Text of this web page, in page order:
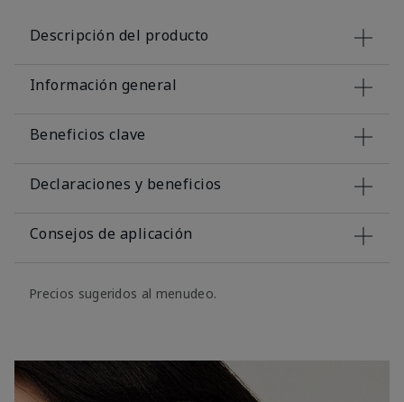
Descripción del producto
Información general
Beneficios clave
Declaraciones y beneficios
Consejos de aplicación
Precios sugeridos al menudeo.